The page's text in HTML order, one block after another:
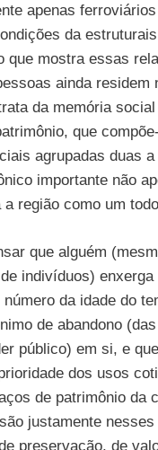
apenas
da
que mostra essas
ainda residem
da memória
que
agrupadas duas
importante não
região como um
que alguém
indivíduos)
da idade do
de abandono
público) em si, e
dos usos
de patrimônio da
justamente
preservação, de